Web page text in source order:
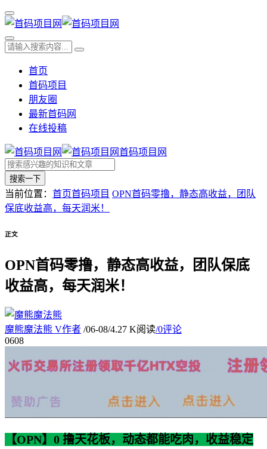
首页
首码项目
朋友圈
最新首码网
在线投稿
首码项目网
搜索一下
当前位置： 首页首码项目 OPN首码零撸，静态高收益，团队
保底收益高，每天润米！
正文
OPN首码零撸，静态高收益，团队保底
收益高，每天润米！
魔熊魔法熊 V作者 /06-08/4.27 K阅读/0评论
0608
【OPN】0 撸天花板，动态都能吃肉，收益稳定